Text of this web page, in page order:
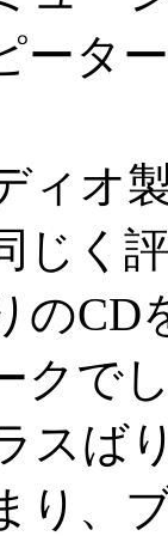
ータ
ィオ
じく
のCD
クで
スば
り、